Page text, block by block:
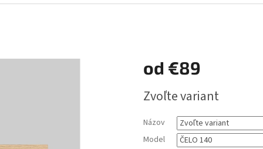
od €89
cena:
Zvoľte variant
Názov
Model